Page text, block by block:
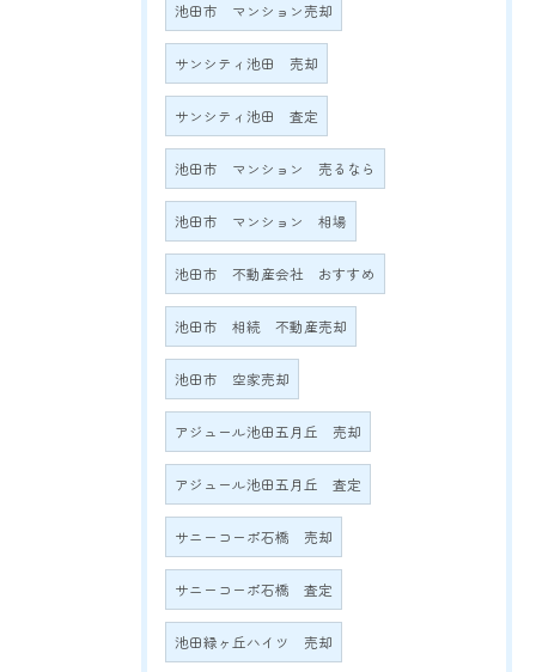
池田市 マンション売却
サンシティ池田 売却
サンシティ池田 査定
池田市 マンション 売るなら
池田市 マンション 相場
池田市 不動産会社 おすすめ
池田市 相続 不動産売却
池田市 空家売却
アジュール池田五月丘 売却
アジュール池田五月丘 査定
サニーコーポ石橋 売却
サニーコーポ石橋 査定
池田緑ヶ丘ハイツ 売却